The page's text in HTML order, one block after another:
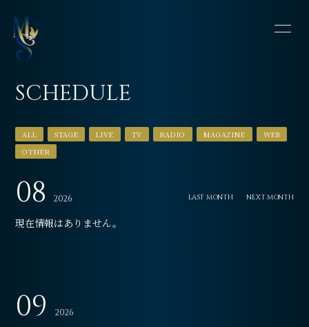
SCHEDULE
VIDEO
DISCOGRAPHY
CONTACT
OFFSHOT DIARY
会員登録
SCHEDULE
ALL STAGE LIVE TV RADIO MAGAZINE
WEB
OTHER
08 2026 LAST MONTH NEXT MONTH
現在情報はありません。
09 2026